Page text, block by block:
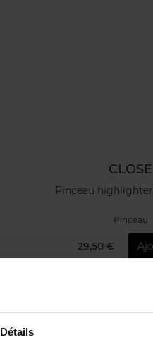
Détails
CLOSE
Pinceau highlighter
Pinceau
29,50 €
Vegan